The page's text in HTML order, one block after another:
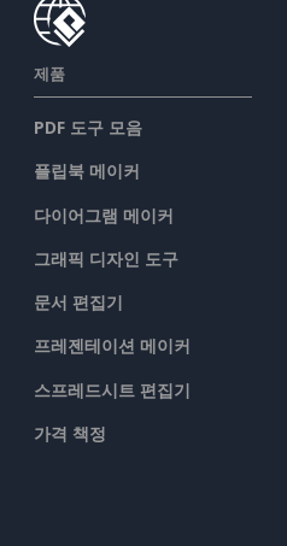
제품
PDF 도구 모음
플립북 메이커
다이어그램 메이커
그래픽 디자인 도구
문서 편집기
프레젠테이션 메이커
스프레드시트 편집기
가격 책정